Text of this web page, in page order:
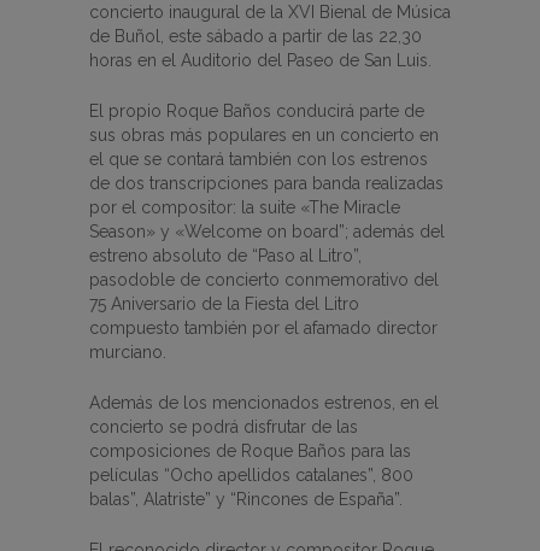
concierto inaugural de la XVI Bienal de Música
de Buñol, este sábado a partir de las 22,30
horas en el Auditorio del Paseo de San Luis.
El propio Roque Baños conducirá parte de
sus obras más populares en un concierto en
el que se contará también con los estrenos
de dos transcripciones para banda realizadas
por el compositor: la suite «The Miracle
Season» y «Welcome on board”; además del
estreno absoluto de “Paso al Litro”,
pasodoble de concierto conmemorativo del
75 Aniversario de la Fiesta del Litro
compuesto también por el afamado director
murciano.
Además de los mencionados estrenos, en el
concierto se podrá disfrutar de las
composiciones de Roque Baños para las
películas “Ocho apellidos catalanes”, 800
balas”, Alatriste” y “Rincones de España”.